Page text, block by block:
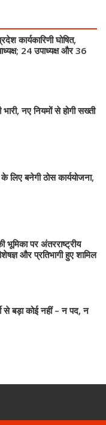
कार्यकारिणी घोषित,
24 उपाध्यक्ष और 36
नए नियमों से होगी सख्ती
लिए बनेगी ठोस कार्ययोजना,
भूमिका पर अंतरराष्ट्रीय
और प्रतिभागी हुए शामिल
से बड़ा कोई नहीं – न पद, न